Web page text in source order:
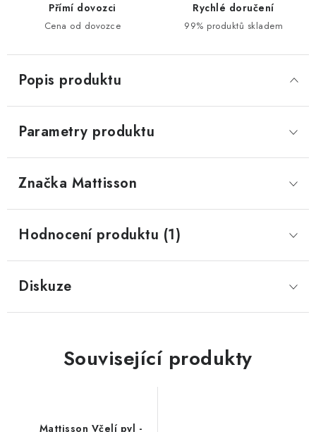
Přímí dovozci
Cena od dovozce
Rychlé doručení
99% produktů skladem
Popis produktu
Parametry produktu
Značka Mattisson
Hodnocení produktu (1)
Diskuze
Související produkty
Mattisson Včelí pyl -